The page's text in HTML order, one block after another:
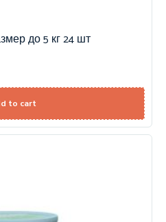
до 5 кг 24 шт
to cart